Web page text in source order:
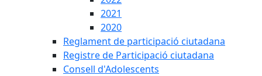
2021
2020
Reglament de participació ciutadana
Registre de Participació ciutadana
Consell d'Adolescents